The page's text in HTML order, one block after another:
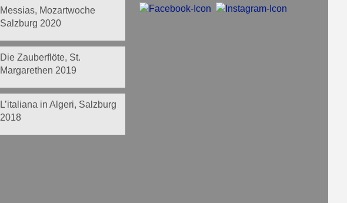
Messias, Mozartwoche
Salzburg 2020
Die Zauberflöte, St.
Margarethen 2019
L’italiana in Algeri, Salzburg
2018